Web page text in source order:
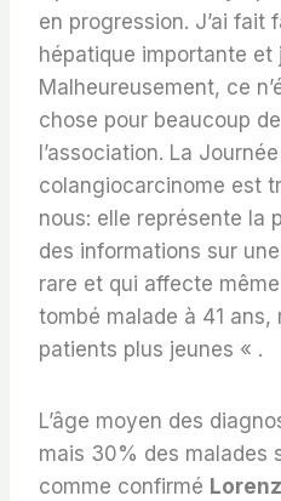
en progression. J’ai fait
hépatique importante et
Malheureusement, ce
chose pour beaucoup
l’association. La
colangiocarcinome est
nous: elle représente la
des informations sur
rare et qui affecte
tombé malade à 41
patients plus jeunes « .
L’âge moyen des
mais 30% des malades
comme confirmé